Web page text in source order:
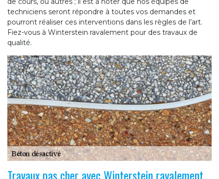
techniciens seront répondre à toutes vos demandes et
pourront réaliser ces interventions dans les règles de l’art.
Fiez-vous à Winterstein ravalement pour des travaux de
qualité.
Travaux pas cher avec Winterstein ravalement